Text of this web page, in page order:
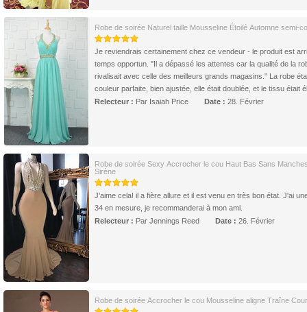
Robe de soirée Naturel taille Mousseline Étoilé Automne semi-
Je reviendrais certainement chez ce vendeur - le produit est
temps opportun. "Il a dépassé les attentes car la qualité de la
rivalisait avec celle des meilleurs grands magasins." La robe
couleur parfaite, bien ajustée, elle était doublée, et le tissu était
Relecteur : Par Isaiah Price Date : 28. Février
Robe de soirée Sexy Accrocher le cou Haut Bas Sans
Sirène
J'aime cela! il a fière allure et il est venu en très bon état. J'ai
34 en mesure, je recommanderai à mon ami.
Relecteur : Par Jennings Reed Date : 26. Février
Robe de soirée Accrocher le cou Mousseline aligne Traîne